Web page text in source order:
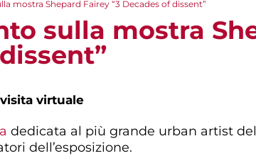
mostra Shepard Fairey “3 Decades of dissent”
sulla mostra
visita virtuale
dedicata al più grande urban artist
dell’esposizione.